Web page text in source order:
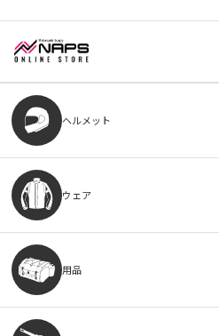
ヘルメット
ウェア
用品